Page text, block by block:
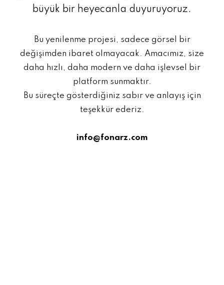
büyük bir heyecanla duyuruyoruz.
Bu yenilenme projesi, sadece görsel bir
değişimden ibaret olmayacak. Amacımız, size
daha hızlı, daha modern ve daha işlevsel bir
platform sunmaktır.
Bu süreçte gösterdiğiniz sabır ve anlayış için
teşekkür ederiz.
info@fonarz.com